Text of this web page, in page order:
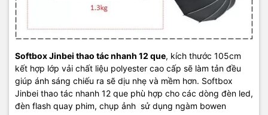
Softbox Jinbei thao tác nhanh 12 que, kích thước 105cm
kết hợp lớp vải chất liệu polyester cao cấp sẽ làm tản đều
giúp ánh sáng chiếu ra sẽ dịu nhẹ và mềm hơn. Softbox
Jinbei thao tác nhanh 12 que phù hợp cho các dòng đèn led,
đèn flash quay phim, chụp ảnh sử dụng ngàm bowen